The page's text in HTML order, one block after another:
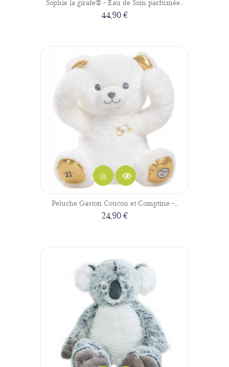
Sophie la girafe® - Eau de Soin parfumée...
44,90 €
Peluche Gaston Coucou et Comptine -...
24,90 €